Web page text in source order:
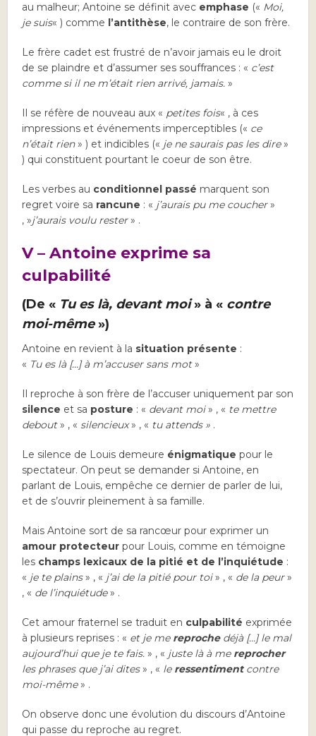
au malheur; Antoine se définit avec emphase (« Moi,
je suis« ) comme l’antithèse, le contraire de son frère.
Le frère cadet est frustré de n’avoir jamais eu le droit
de se plaindre et d’assumer ses souffrances : « c’est
comme si il ne m’était rien arrivé, jamais.»
Il se réfère de nouveau aux « petites fois« , à ces
impressions et événements imperceptibles (« ce
n’était rien» ) et indicibles (« je ne saurais pas les dire»
) qui constituent pourtant le coeur de son être.
Les verbes au conditionnel passé marquent son
regret voire sa rancune : « j’aurais pu me coucher»
, »j’aurais voulu rester» .
V – Antoine exprime sa
culpabilité
(De « Tu es là, devant moi» à « contre
moi-même»)
Antoine en revient à la situation présente :
« Tu es là […] à m’accuser sans mot»
Il reproche à son frère de l’accuser uniquement par son
silence et sa posture : « devant moi» , « te mettre
debout» , « silencieux» , « tu attends » .
Le silence de Louis demeure énigmatique pour le
spectateur. On peut se demander si Antoine, en
parlant de Louis, empêche ce dernier de parler de lui,
et de s’ouvrir pleinement à sa famille.
Mais Antoine sort de sa rancœur pour exprimer un
amour protecteur pour Louis, comme en témoigne
les champs lexicaux de la pitié et de l’inquiétude :
« je te plains» , « j’ai de la pitié pour toi» , « de la peur»
, « de l’inquiétude» .
Cet amour fraternel se traduit en culpabilité exprimée
à plusieurs reprises : « et je me reprochedéjà […] le mal
aujourd’hui que je te fais. » , « juste là à me reprocher
les phrases que j’ai dites» , « le ressentimentcontre
moi-même» .
On observe donc une évolution du discours d’Antoine
qui passe du reproche au regret.